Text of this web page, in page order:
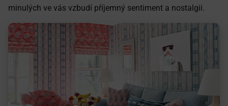
minulých ve vás vzbudí příjemný sentiment a nostalgii.